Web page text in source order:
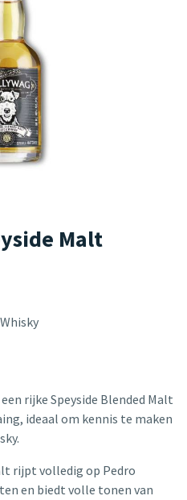
Malt
rijke Speyside Blended Malt
ideaal om kennis te maken
rijpt volledig op Pedro
en biedt volle tonen van